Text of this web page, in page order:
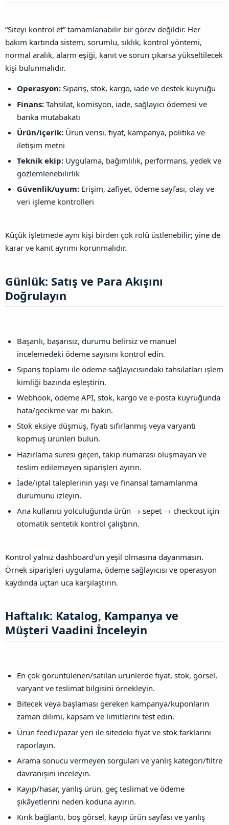
“Siteyi kontrol et” tamamlanabilir bir görev değildir. Her
bakım kartında sistem, sorumlu, sıklık, kontrol yöntemi,
normal aralık, alarm eşiği, kanıt ve sorun çıkarsa yükseltilecek
kişi bulunmalıdır.
Operasyon: Sipariş, stok, kargo, iade ve destek kuyruğu
Finans: Tahsilat, komisyon, iade, sağlayıcı ödemesi ve
banka mutabakatı
Ürün/içerik: Ürün verisi, fiyat, kampanya, politika ve
iletişim metni
Teknik ekip: Uygulama, bağımlılık, performans, yedek ve
gözlemlenebilirlik
Güvenlik/uyum: Erişim, zafiyet, ödeme sayfası, olay ve
veri işleme kontrolleri
Küçük işletmede aynı kişi birden çok rolü üstlenebilir; yine de
karar ve kanıt ayrımı korunmalıdır.
Günlük: Satış ve Para Akışını
Doğrulayın​
Başarılı, başarısız, durumu belirsiz ve manuel
incelemedeki ödeme sayısını kontrol edin.
Sipariş toplamı ile ödeme sağlayıcısındaki tahsilatları işlem
kimliği bazında eşleştirin.
Webhook, ödeme API, stok, kargo ve e-posta kuyruğunda
hata/gecikme var mı bakın.
Stok eksiye düşmüş, fiyatı sıfırlanmış veya varyantı
kopmuş ürünleri bulun.
Hazırlama süresi geçen, takip numarası oluşmayan ve
teslim edilemeyen siparişleri ayırın.
İade/iptal taleplerinin yaşı ve finansal tamamlanma
durumunu izleyin.
Ana kullanıcı yolculuğunda ürün → sepet → checkout için
otomatik sentetik kontrol çalıştırın.
Kontrol yalnız dashboard'un yeşil olmasına dayanmasın.
Örnek siparişleri uygulama, ödeme sağlayıcısı ve operasyon
kaydında uçtan uca karşılaştırın.
Haftalık: Katalog, Kampanya ve
Müşteri Vaadini İnceleyin​
En çok görüntülenen/satılan ürünlerde fiyat, stok, görsel,
varyant ve teslimat bilgisini örnekleyin.
Bitecek veya başlaması gereken kampanya/kuponların
zaman dilimi, kapsam ve limitlerini test edin.
Ürün feed'i/pazar yeri ile sitedeki fiyat ve stok farklarını
raporlayın.
Arama sonucu vermeyen sorguları ve yanlış kategori/filtre
davranışını inceleyin.
Kayıp/hasar, yanlış ürün, geç teslimat ve ödeme
şikâyetlerini neden koduna ayırın.
Kırık bağlantı, boş görsel, kayıp ürün sayfası ve yanlış